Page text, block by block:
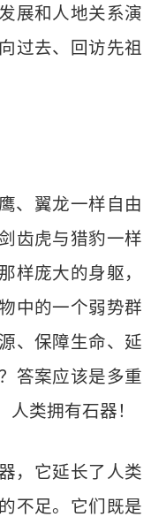
展和人地关系演
过去、回访先祖
、翼龙一样自由
齿虎与猎豹一样
样庞大的身躯，
中的一个弱势群
、保障生命、延
答案应该是多重
类拥有石器！
，它延长了人类
不足。它们既是